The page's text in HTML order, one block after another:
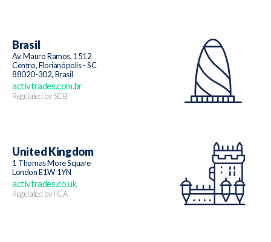
Brasil
Av. Mauro Ramos, 1512
Centro, Florianópolis - SC
88020-302, Brasil
activtrades.com.br
Regulated by SCB
United Kingdom
1 Thomas More Square
London E1W 1YN
activtrades.co.uk
Regulated by FCA